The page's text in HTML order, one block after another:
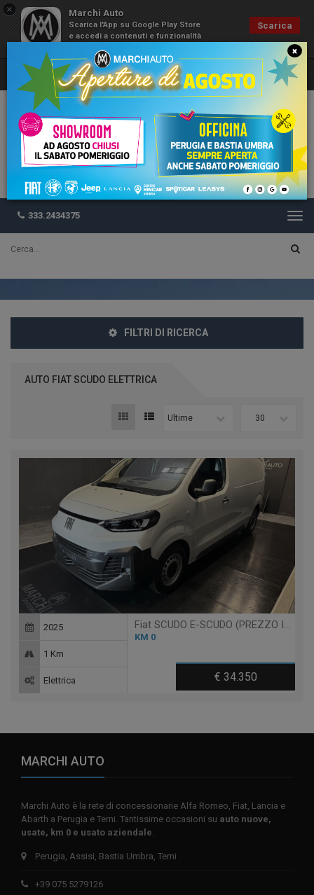
× Marchi Auto
Scarica l'App su Google Play Store
e accedi a contenuti e funzionalità
Scarica
333.2434375
FILTRI DI RICERCA
AUTO FIAT SCUDO ELETTRICA
Ultime 30
Fiat SCUDO E-SCUDO (PREZZO IVA ESCL.) BEV L2H1 BATTERIA 75KW
KM 0
€ 34.350
2025
1 Km
Elettrica
MARCHI AUTO
Marchi Auto è la rete di concessionarie Alfa Romeo, Fiat, Lancia e
Abarth a Perugia e Terni. Tantissime occasioni su auto nuove,
usate, km 0 e usato aziendale.
Perugia, Assisi, Bastia Umbra, Terni
+39 075 5279126
×